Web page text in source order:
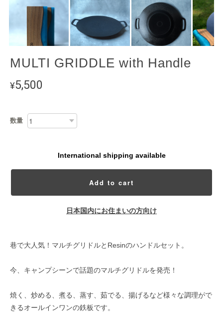
MULTI GRIDDLE with Handle
¥5,500
数量
International shipping available
Add to cart
日本国内にお住まいの方向け
巷で大人気！マルチグリドルとResinのハンドルセット。
今、キャンプシーンで話題のマルチグリドルを発売！
焼く、炒める、煮る、蒸す、茹でる、揚げるなど様々な調理がで
きるオールインワンの鉄板です。